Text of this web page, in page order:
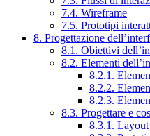
7.4. Wireframe
7.5. Prototipi
8. Progettazione
8.1. Obiettivi
8.2. Elementi
8.2.1.
8.2.2.
8.2.3.
8.3. Progettare e
8.3.1.